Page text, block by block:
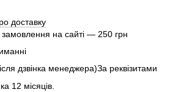
доставку
на сайті — 250 грн
дзвінка менеджера)За реквізитами
12 місяців.